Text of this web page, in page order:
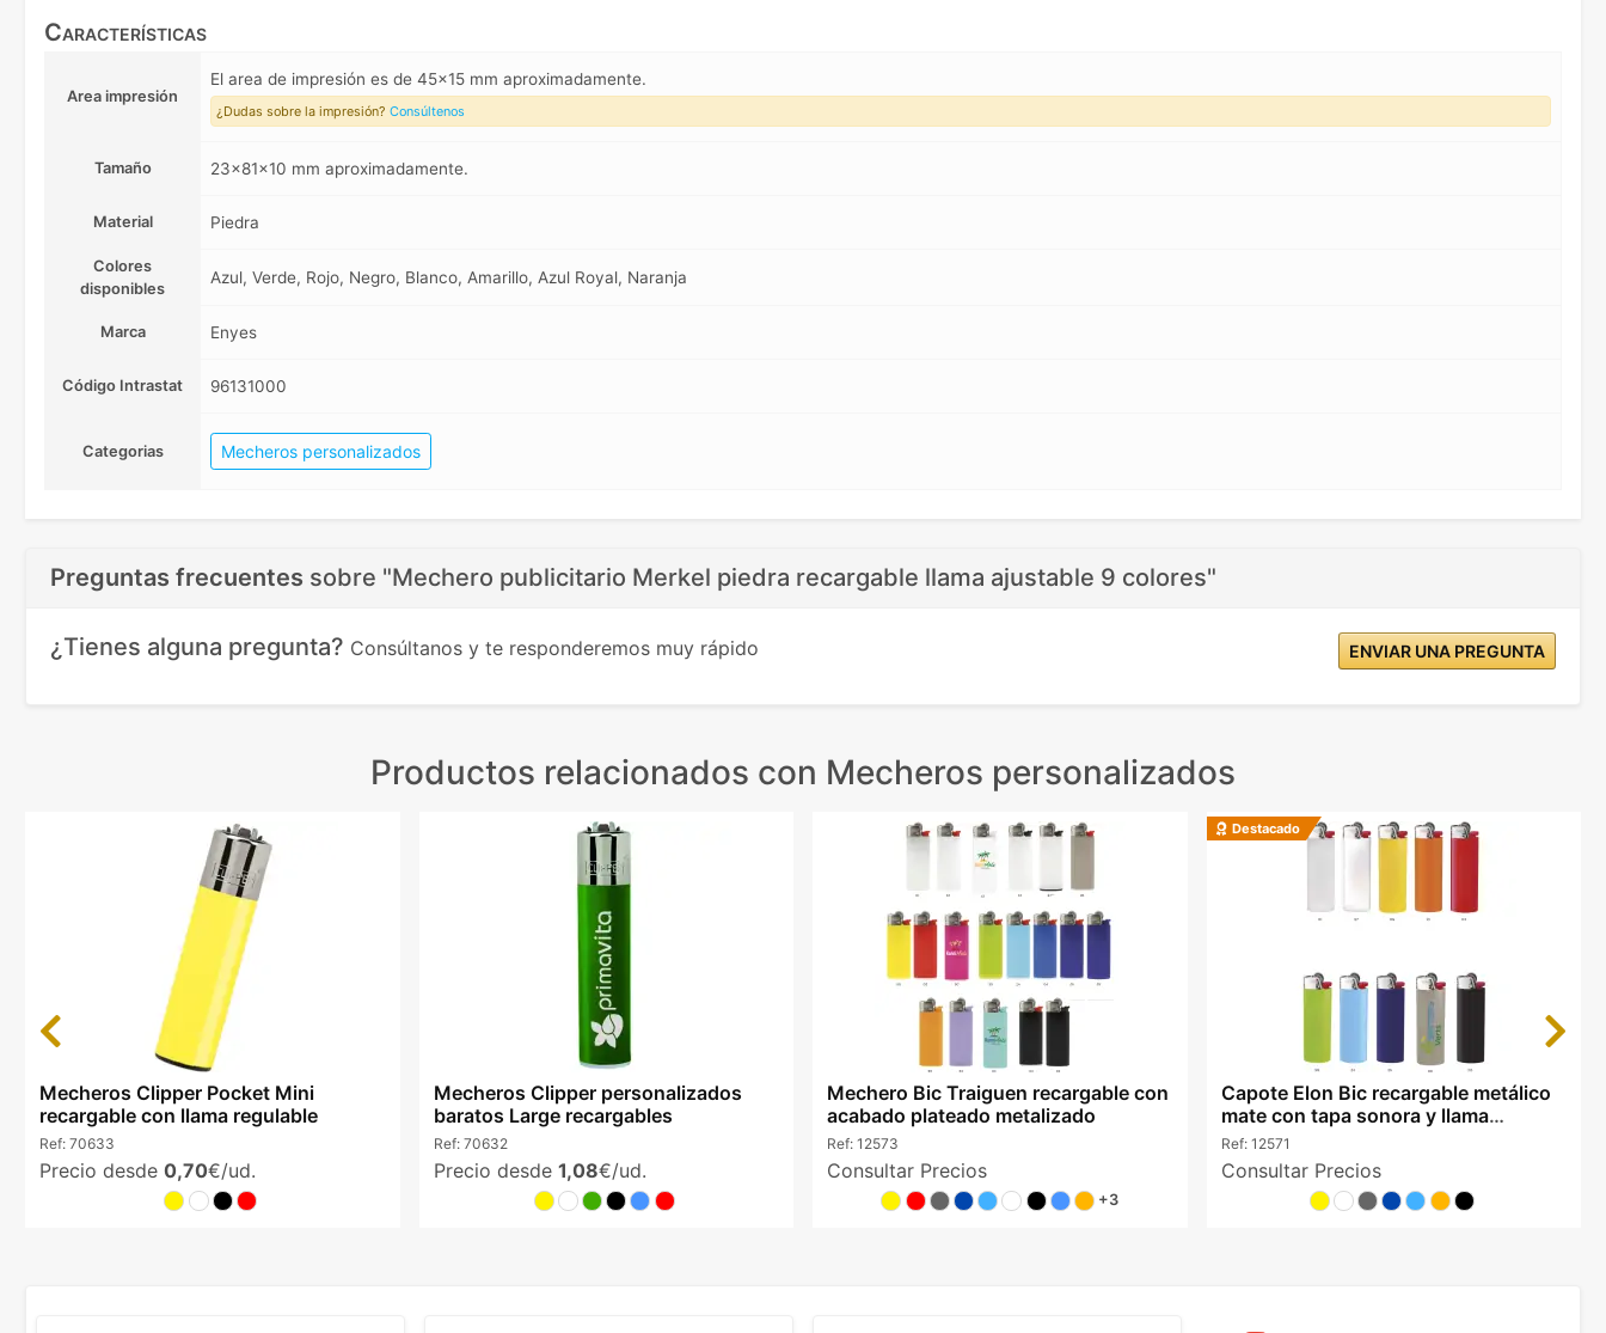
Características
Area impresión
El area de impresión es de 45x15 mm aproximadamente.
¿Dudas sobre la impresión? Consúltenos
Tamaño 23x81x10 mm aproximadamente.
Material Piedra
Colores
disponibles
Azul, Verde, Rojo, Negro, Blanco, Amarillo, Azul Royal, Naranja
Marca Enyes
Código Intrastat 96131000
Categorias Mecheros personalizados
Preguntas frecuentes sobre "Mechero publicitario Merkel piedra recargable llama ajustable 9 colores"
¿Tienes alguna pregunta? Consúltanos y te responderemos muy rápido ENVIAR UNA PREGUNTA
Productos relacionados con Mecheros personalizados
Mecheros Clipper Pocket Mini
recargable con llama regulable
Ref: 70633
Precio desde 0,70€/ud.
Mecheros Clipper personalizados
baratos Large recargables
Ref: 70632
Precio desde 1,08€/ud.
Mechero Bic Traiguen recargable con
acabado plateado metalizado
Ref: 12573
Consultar Precios
+3
Destacado
Capote Elon Bic recargable metálico
mate con tapa sonora y llama
regulable
Ref: 12571
Consultar Precios
Previous Next